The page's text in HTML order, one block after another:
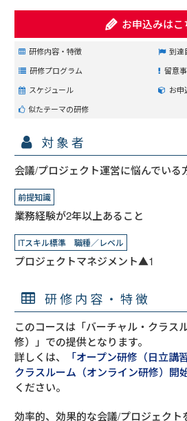
お申込みはこ
研修内容・特徴
到達
研修プログラム
留意
スケジュール
お申
似たテーマの研修
対象者
会議/プロジェクト運営に悩んでいる
前提知識
業務経験が2年以上あること
ITスキル標準 職種／レベル
プロジェクトマネジメント▲1
研修内容・特徴
このコースは「バーチャル・クラス
修）」での提供となります。
詳しくは、
「オープン研修（日立講
クラスルーム（オンライン研修）開
ください。
効率的、効果的な会議/プロジェクト